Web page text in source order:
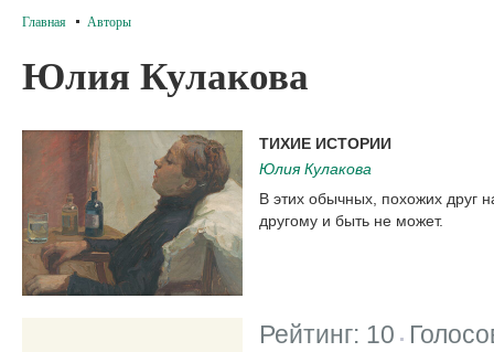
Главная Авторы
Юлия Кулакова
ТИХИЕ ИСТОРИИ
Юлия Кулакова
В этих обычных, похожих друг
другому и быть не может.
Рейтинг: 10